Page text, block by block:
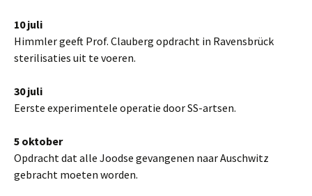
10 juli
Himmler geeft Prof. Clauberg opdracht in Ravensbrück
sterilisaties uit te voeren.
30 juli
Eerste experimentele operatie door SS-artsen.
5 oktober
Opdracht dat alle Joodse gevangenen naar Auschwitz
gebracht moeten worden.